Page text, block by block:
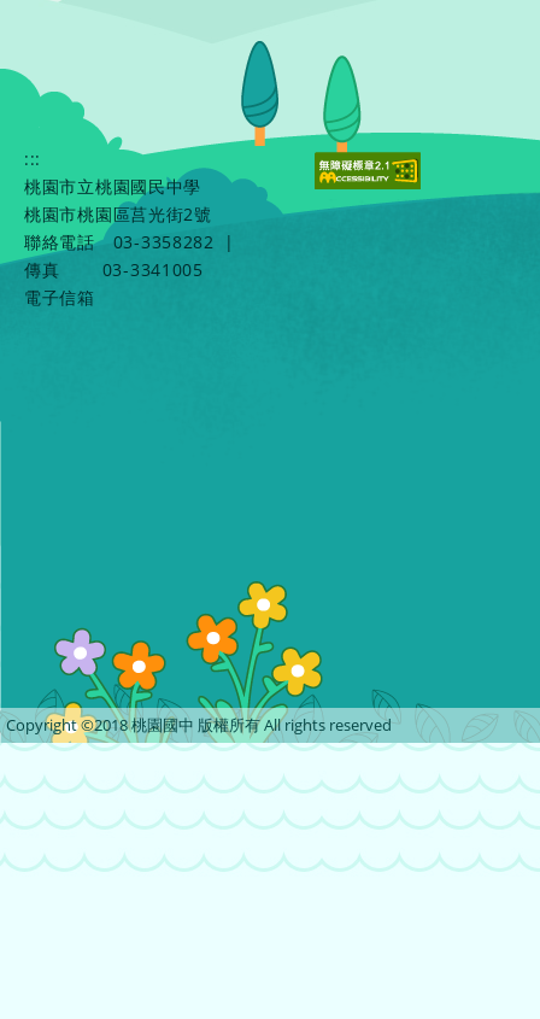
:::
桃園市立桃園國民中學
桃園市桃園區莒光街2號
聯絡電話
03-3358282
|
傳真
03-3341005
電子信箱
Copyright ©2018 桃園國中 版權所有 All rights reserved